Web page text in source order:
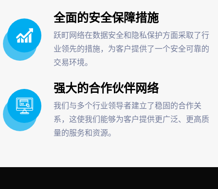
全面的安全保障措施
跃町网络在数据安全和隐私保护方面采取了行
业领先的措施，为客户提供了一个安全可靠的
交易环境。
强大的合作伙伴网络
我们与多个行业领导者建立了稳固的合作关
系，这使我们能够为客户提供更广泛、更高质
量的服务和资源。